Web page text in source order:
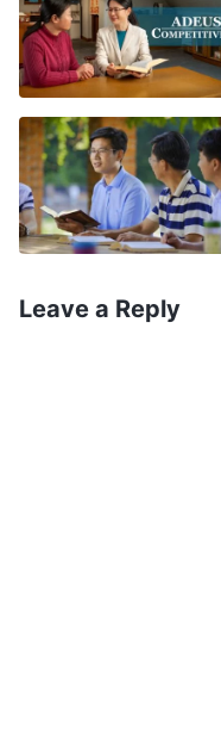
menos, seu ódio
seu ódio
dentro. Quanto
pior será o
pior for o
para a casa de
vicioso
você será expulso
Leave a Reply